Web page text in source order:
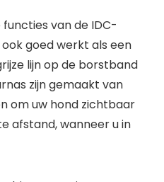
van de IDC-
goed werkt als een
lijn op de borstband
zijn gemaakt van
om uw hond zichtbaar
afstand, wanneer u in